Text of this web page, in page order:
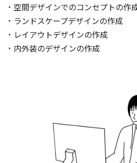
空間デザインでのコンセプトの作
ランドスケープデザインの作成
レイアウトデザインの作成
内外装のデザインの作成